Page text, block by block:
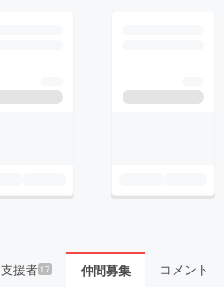
支援者 17 仲間募集 コメント